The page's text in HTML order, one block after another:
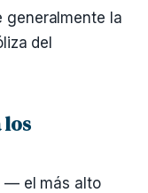
generalmente la
del
los
— el más alto